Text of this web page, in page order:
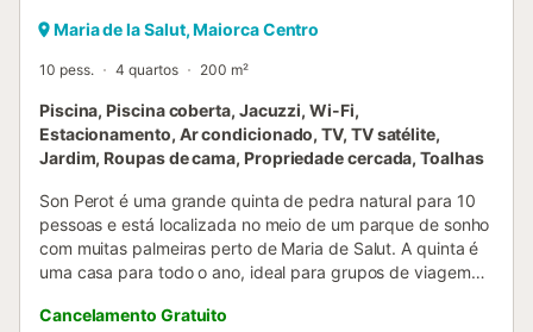
Maria de la Salut, Maiorca Centro
10 pess. 4 quartos 200 m²
Piscina, Piscina coberta, Jacuzzi, Wi-Fi,
Estacionamento, Ar condicionado, TV, TV satélite,
Jardim, Roupas de cama, Propriedade cercada, Toalhas
Son Perot é uma grande quinta de pedra natural para 10
pessoas e está localizada no meio de um parque de sonho
com muitas palmeiras perto de Maria de Salut. A quinta é
uma casa para todo o ano, ideal para grupos de viagem
com piscina interior aquecida de 15 m e banheira de
Cancelamento Gratuito